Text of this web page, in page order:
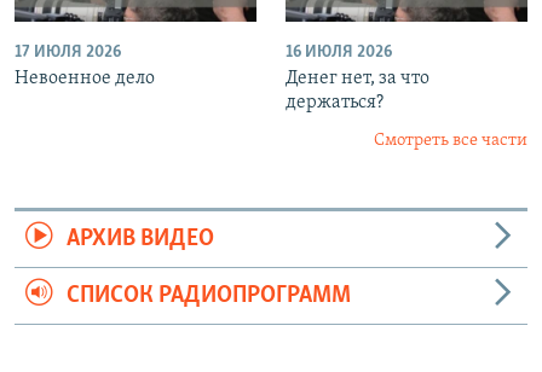
17 ИЮЛЯ 2026
Невоенное дело
16 ИЮЛЯ 2026
Денег нет, за что
держаться?
Смотреть все части
АРХИВ ВИДЕО
СПИСОК РАДИОПРОГРАММ